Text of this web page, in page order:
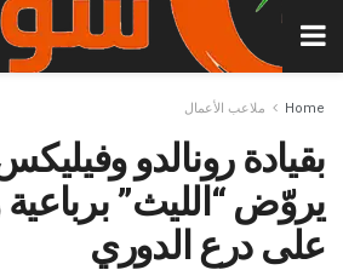
Home ملاعب الأعمال
بقيادة رونالدو
يروّض “الليث” برباعية
على درع الدوري